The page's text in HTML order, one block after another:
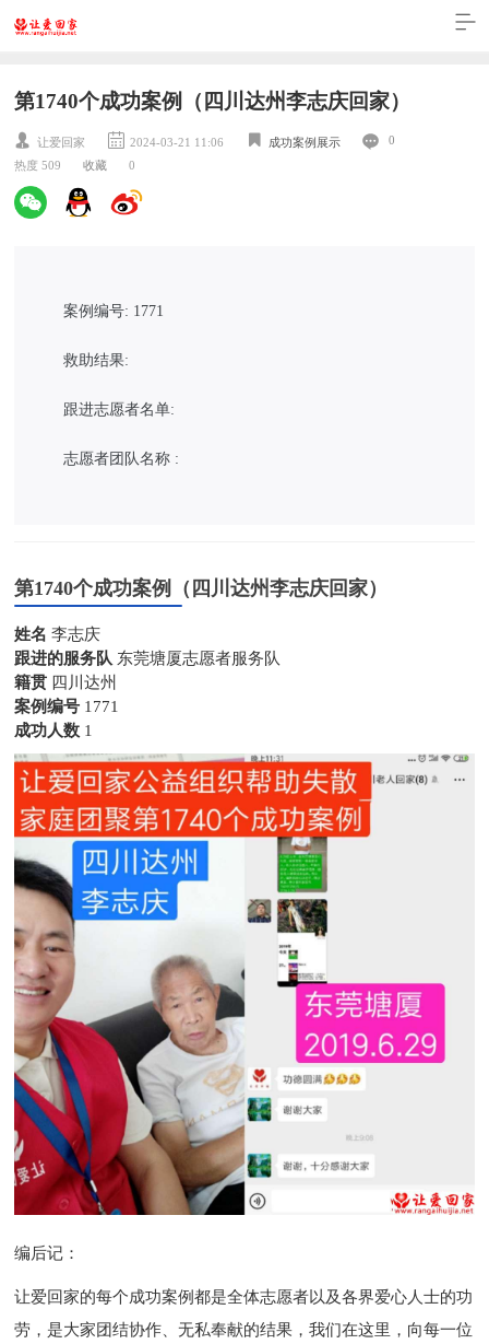
第1740个成功案例（四川达州李志庆回家）
让爱回家 2024-03-21 11:06 成功案例展示
0
热度 509
收藏 0
案例编号: 1771
救助结果:
跟进志愿者名单:
志愿者团队名称 :
第1740个成功案例（四川达州李志庆回家）
姓名 李志庆
跟进的服务队 东莞塘厦志愿者服务队
籍贯 四川达州
案例编号 1771
成功人数 1
编后记：
让爱回家的每个成功案例都是全体志愿者以及各界爱心人士的功
劳，是大家团结协作、无私奉献的结果，我们在这里，向每一位